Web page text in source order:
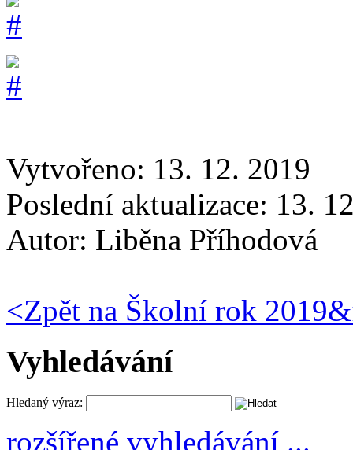
Vytvořeno: 13. 12. 2019
Poslední aktualizace: 13.
Autor: Liběna Příhodová
<Zpět na Školní rok
Vyhledávání
Hledaný výraz:
rozšířené vyhledávání ...